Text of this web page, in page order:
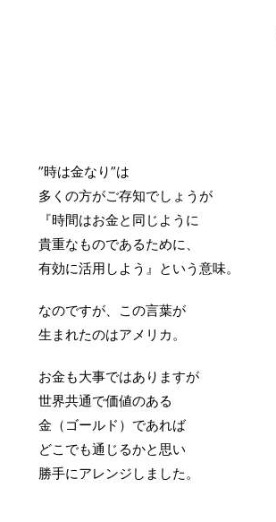
”時は金なり”は
多くの方がご存知でしょうが
『時間はお金と同じように
貴重なものであるために、
有効に活用しよう』という意味。
なのですが、この言葉が
生まれたのはアメリカ。
お金も大事ではありますが
世界共通で価値のある
金（ゴールド）であれば
どこでも通じるかと思い
勝手にアレンジしました。